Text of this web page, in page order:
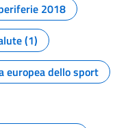
2018
(1)
europea dello sport